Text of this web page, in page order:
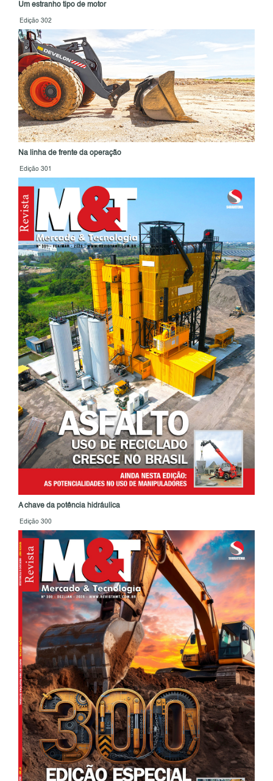
Um estranho tipo de motor
Edição 302
Na linha de frente da operação
Edição 301
A chave da potência hidráulica
Edição 300